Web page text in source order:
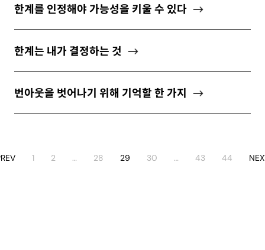
한계를 인정해야 가능성을 키울 수 있다
한계는 내가 결정하는 것
번아웃을 벗어나기 위해 기억할 한 가지
1 2 … 28 29 30 … 43 44